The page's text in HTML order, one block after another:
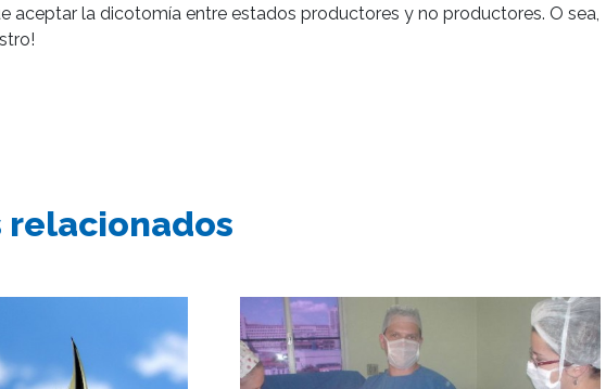
aceptar la dicotomía entre estados productores y no productores. O sea,